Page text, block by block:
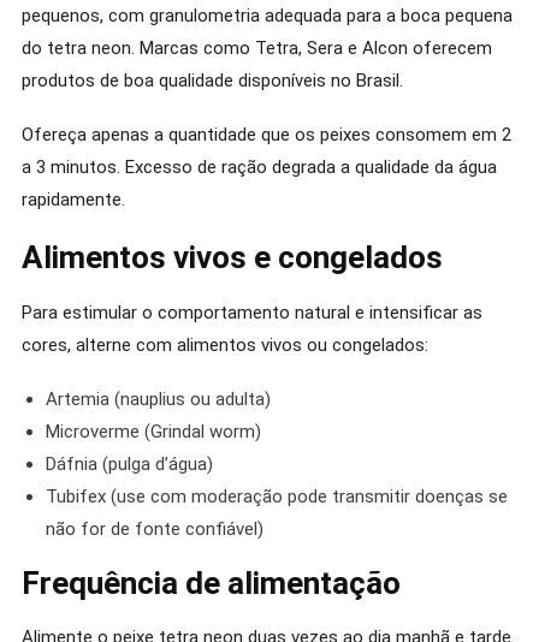
pequenos, com granulometria adequada para a boca pequena
do tetra neon. Marcas como Tetra, Sera e Alcon oferecem
produtos de boa qualidade disponíveis no Brasil.
Ofereça apenas a quantidade que os peixes consomem em 2
a 3 minutos. Excesso de ração degrada a qualidade da água
rapidamente.
Alimentos vivos e congelados
Para estimular o comportamento natural e intensificar as
cores, alterne com alimentos vivos ou congelados:
Artemia (nauplius ou adulta)
Microverme (Grindal worm)
Dáfnia (pulga d’água)
Tubifex (use com moderação pode transmitir doenças se
não for de fonte confiável)
Frequência de alimentação
Alimente o peixe tetra neon duas vezes ao dia manhã e tarde.